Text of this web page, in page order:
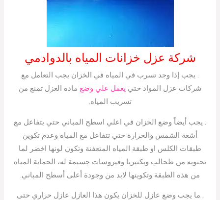
شركة عزل خزانات المياه بالدوادمي
. يجب إذا وجد تسرب في المياه في الخزان يجب التعامل مع
شركات عزل المواد حتي يعمل علي وضع مادة العزل تمنع من
تسريب المياه.
. يجب أيضاً وضع الخزان في اعلي اسطح المباني حتي يتفاعل مع
أشعة الشمس والحرارة حتي تتفاعل مع المياه وعدم تكوين
طبقات الكلس او طبقة المياه المتعفنة وتكون لونها اخضر لما
تحتويه من طحالب وبكتيريا وفيروسات جسيمة له، الحماية المياه
من هذه الطبقة وتكوينها لابد من وجودة أعلى أسطح المباني.
. ما يجب وضع عازل للخزان يكون هذا العازل عازل حراري حتى